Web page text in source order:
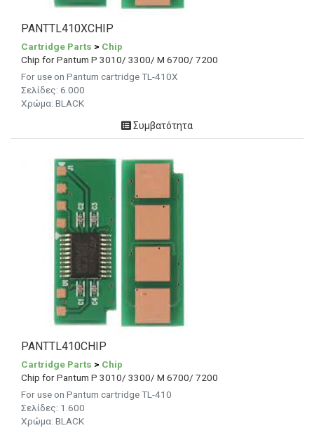
PANTTL410XCHIP
Cartridge Parts > Chip
Chip for Pantum P 3010/ 3300/ M 6700/ 7200
For use on Pantum cartridge TL-410X
Σελίδες: 6.000
Χρώμα: BLACK
Συμβατότητα
PANTTL410CHIP
Cartridge Parts > Chip
Chip for Pantum P 3010/ 3300/ M 6700/ 7200
For use on Pantum cartridge TL-410
Σελίδες: 1.600
Χρώμα: BLACK